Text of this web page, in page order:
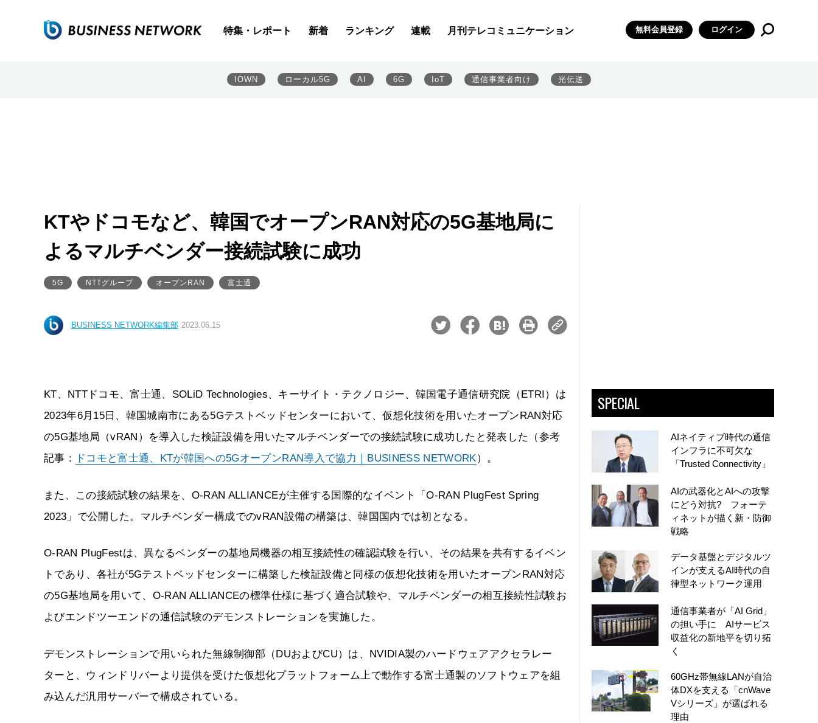
特集・レポート 新着 ランキング 連載 月刊テレコミュニケーション 無料会員登録 ログイン
IOWN ローカル5G AI 6G IoT 通信事業者向け 光伝送
KTやドコモなど、韓国でオープンRAN対応の5G基地局に
よるマルチベンダー接続試験に成功
5G NTTグループ オープンRAN 富士通
BUSINESS NETWORK編集部 2023.06.15
KT、NTTドコモ、富士通、SOLiD Technologies、キーサイト・テクノロジー、韓国電子通信研究院（ETRI）は
2023年6月15日、韓国城南市にある5Gテストベッドセンターにおいて、仮想化技術を用いたオープンRAN対応
の5G基地局（vRAN）を導入した検証設備を用いたマルチベンダーでの接続試験に成功したと発表した（参考
記事：
ドコモと富士通、KTが韓国への5GオープンRAN導入で協力｜BUSINESS NETWORK）。
また、この接続試験の結果を、O-RAN ALLIANCEが主催する国際的なイベント「O-RAN PlugFest Spring
2023」で公開した。マルチベンダー構成でのvRAN設備の構築は、韓国国内では初となる。
O-RAN PlugFestは、異なるベンダーの基地局機器の相互接続性の確認試験を行い、その結果を共有するイベン
トであり、各社が5Gテストベッドセンターに構築した検証設備と同様の仮想化技術を用いたオープンRAN対応
の5G基地局を用いて、O-RAN ALLIANCEの標準仕様に基づく適合試験や、マルチベンダーの相互接続性試験お
よびエンドツーエンドの通信試験のデモンストレーションを実施した。
デモンストレーションで用いられた無線制御部（DUおよびCU）は、NVIDIA製のハードウェアアクセラレー
ターと、ウィンドリバーより提供を受けた仮想化プラットフォーム上で動作する富士通製のソフトウェアを組
み込んだ汎用サーバーで構成されている。
SPECIAL
AIネイティブ時代の通信
インフラに不可欠な
「Trusted Connectivity」
AIの武器化とAIへの攻撃
にどう対抗? フォーテ
ィネットが描く新・防御
戦略
データ基盤とデジタルツ
インが支えるAI時代の自
律型ネットワーク運用
通信事業者が「AI Grid」
の担い手に AIサービス
収益化の新地平を切り拓
く
60GHz帯無線LANが自治
体DXを支える「cnWave
Vシリーズ」が選ばれる
理由